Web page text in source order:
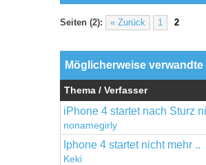
Seiten (2): « Zurück 1 2
Möglicherweise
Thema / Verfasser
iPhone 4 startet nach Sturz
nonamegirly
Iphone 4 startet nicht mehr ..
Keki